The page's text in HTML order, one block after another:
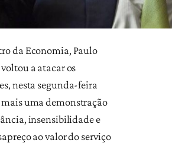
da Economia, Paulo
voltou a atacar os
nesta segunda-feira
mais uma demonstração
insensibilidade e
ao valor do serviço